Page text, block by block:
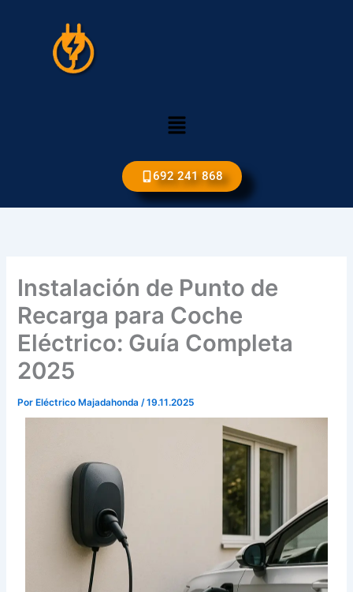
contenido
Menú
692 241 868
Instalación de Punto de
Recarga para Coche
Eléctrico: Guía Completa
2025
PorEléctrico Majadahonda /19.11.2025